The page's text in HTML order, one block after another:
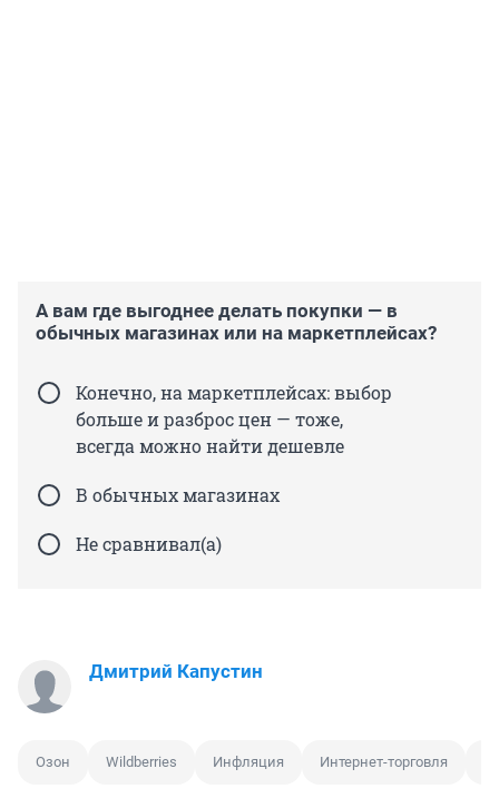
А вам где выгоднее делать покупки — в
обычных магазинах или на маркетплейсах?
Конечно, на маркетплейсах: выбор
больше и разброс цен — тоже,
всегда можно найти дешевле
В обычных магазинах
Не сравнивал(а)
Дмитрий Капустин
Озон Wildberries Инфляция Интернет-торговля